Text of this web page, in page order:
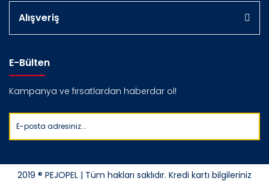
Alışveriş
E-Bülten
Kampanya ve fırsatlardan haberdar ol!
2019 ® PEJOPEL | Tüm hakları saklıdır. Kredi kartı bilgileriniz